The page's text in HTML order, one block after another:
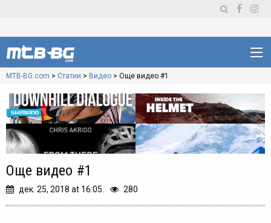
MTB-BG.com > Статии > Видео > Още видео #1
Още видео #1
дек. 25, 2018 at 16:05. 280